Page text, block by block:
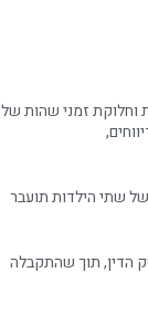
הנוגע למשמורת וחלוקת זמני שהות של
שתי הילדות תועבר
הדין, תוך שהתקבלה